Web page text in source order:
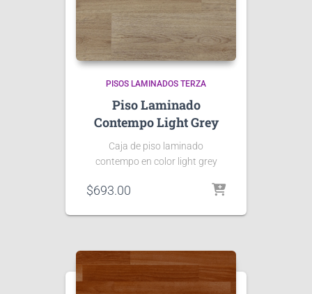
PISOS LAMINADOS TERZA
Piso Laminado
Contempo Light Grey
Caja de piso laminado
contempo en color light grey
$693.00